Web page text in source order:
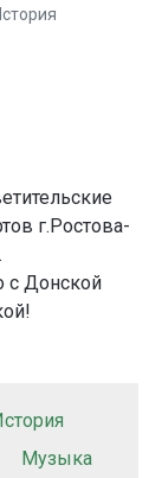
г.Ростова-
с Донской
Музыка